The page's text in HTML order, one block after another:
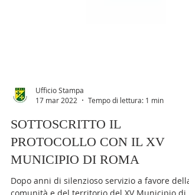
17 mar 2022
Tempo di lettura: 1 min
SOTTOSCRITTO IL
PROTOCOLLO CON IL XV
MUNICIPIO DI ROMA